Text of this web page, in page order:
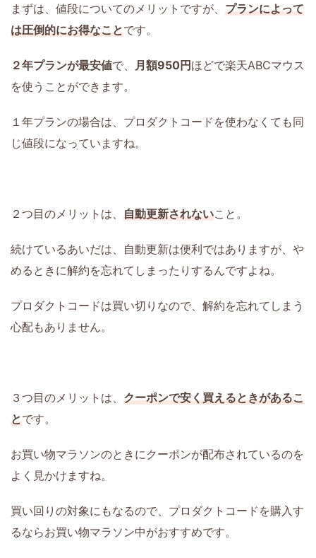
まずは、値段についてのメリットですが、 プランによって
は圧倒的にお得なことです。
２年プランが最安値で、 月額950円ほどで楽天ABCマウス
を使うことができます。
１年プランの場合は、プロダクトコードを使わなくても同
じ値段になっていますね。
２つ目のメリットは、 自動更新されないこと。
続けているあいだは、自動更新は便利ではありますが、や
めるときに解約を忘れてしまったりするんですよね。
プロダクトコードは買い切りなので、解約を忘れてしまう
心配もありません。
３つ目のメリットは、 クーポンで安く買えるときがあるこ
とです。
お買い物マラソンのときにクーポンが配布されているのを
よく見かけますね。
買い回りの対象にもなるので、プロダクトコードを購入す
るならお買い物マラソン中がおすすめです。